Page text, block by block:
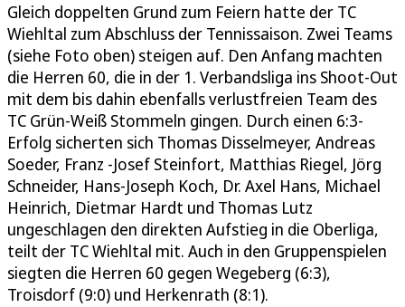
Gleich doppelten Grund zum Feiern hatte der TC
Wiehltal zum Abschluss der Tennissaison. Zwei Teams
(siehe Foto oben) steigen auf. Den Anfang machten
die Herren 60, die in der 1. Verbandsliga ins Shoot-Out
mit dem bis dahin ebenfalls verlustfreien Team des
TC Grün-Weiß Stommeln gingen. Durch einen 6:3-
Erfolg sicherten sich Thomas Disselmeyer, Andreas
Soeder, Franz -Josef Steinfort, Matthias Riegel, Jörg
Schneider, Hans-Joseph Koch, Dr. Axel Hans, Michael
Heinrich, Dietmar Hardt und Thomas Lutz
ungeschlagen den direkten Aufstieg in die Oberliga,
teilt der TC Wiehltal mit. Auch in den Gruppenspielen
siegten die Herren 60 gegen Wegeberg (6:3),
Troisdorf (9:0) und Herkenrath (8:1).